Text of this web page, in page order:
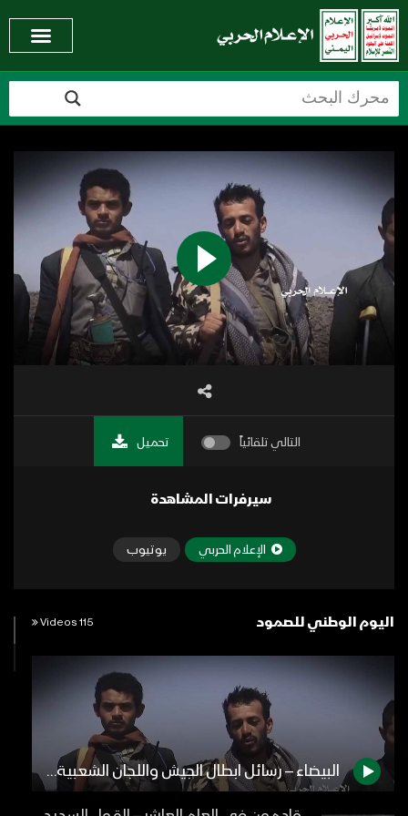
التالي تلقائياً تحميل
سيرفرات المشاهدة
الإعلام الحربي يوتيوب
اليوم الوطني للصمود 115 Videos
البيضاء – رسائل ابطال الجيش واللجان الشعبية من جبهة قانية بمناسبة العام الخامس من الصمود في وجه العدوان